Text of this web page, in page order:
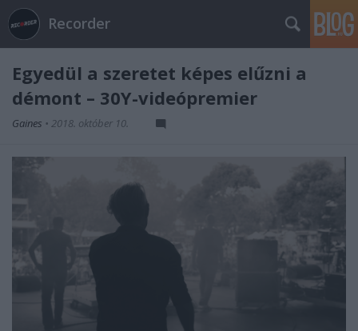
Recorder
Egyedül a szeretet képes elűzni a
démont – 30Y-videópremier
Gaines • 2018. október 10.